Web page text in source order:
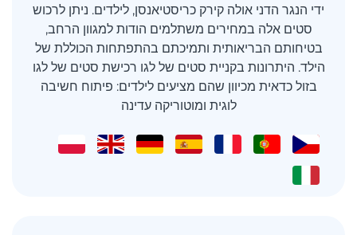
ידי הנגר הדני אולה קירק כריסטיאנסן, לילדים. ניתן לרכוש
סטים אלה במחירים משתלמים הודות למגוון הרחב,
בטיחותם הבריאותית ותמיכתם בהתפתחות הכוללת של
הילד. היתרונות בקניית סטים של לגו רכישת סטים של לגו
בזול כדאית מכיוון שהם מציעים לילדים: פיתוח חשיבה
לוגית ומוטוריקה עדינה